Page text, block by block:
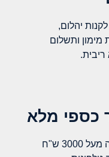
יהלום,
מימון ותשלום
כספי מלא​
ש"ח